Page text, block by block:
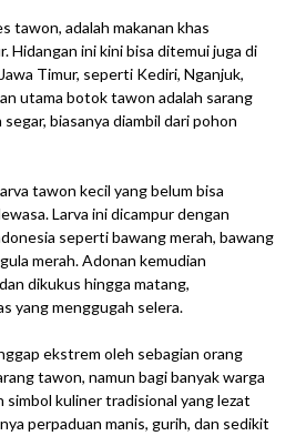
tawon, adalah makanan khas
Hidangan ini kini bisa ditemui juga di
Timur, seperti Kediri, Nganjuk,
utama botok tawon adalah sarang
biasanya diambil dari pohon
tawon kecil yang belum bisa
Larva ini dicampur dengan
seperti bawang merah, bawang
merah. Adonan kemudian
dikukus hingga matang,
yang menggugah selera.
ekstrem oleh sebagian orang
tawon, namun bagi banyak warga
simbol kuliner tradisional yang lezat
perpaduan manis, gurih, dan sedikit